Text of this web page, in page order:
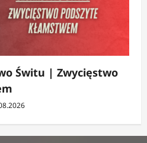
Świtu | Zwycięstwo